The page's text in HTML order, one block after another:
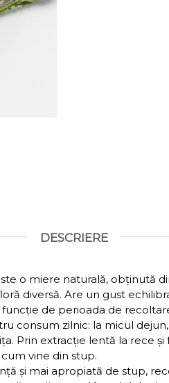
DESCRIERE
o miere naturală, obținută
diversă. Are un gust
de perioada de
consum zilnic: la micul
Prin extracție lentă la rece
vine din stup.
și mai apropiată de stup,